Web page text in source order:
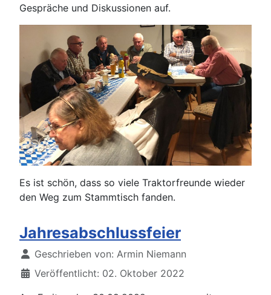
Gespräche und Diskussionen auf.
Es ist schön, dass so viele Traktorfreunde wieder
den Weg zum Stammtisch fanden.
Jahresabschlussfeier
Details
Geschrieben von: Armin Niemann
Veröffentlicht: 02. Oktober 2022